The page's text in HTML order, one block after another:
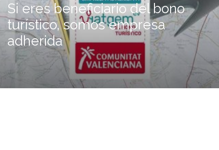
Si eres beneficiario del bono
turístico, somos empresa
adherida